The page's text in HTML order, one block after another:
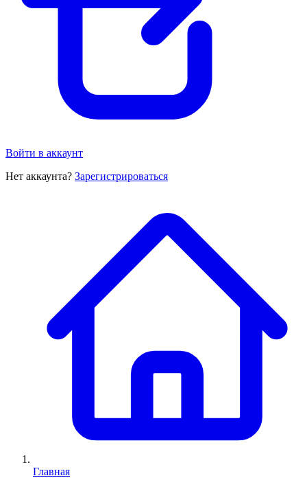
Войти в аккаунт
Нет аккаунта? Зарегистрироваться
Главная